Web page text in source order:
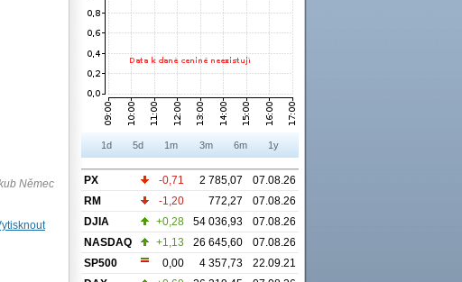
Němec
1d 5d 1m 3m 6m 1y
PX -0,71 2 785,07
07.08.26
RM
-1,20 772,27
07.08.26
DJIA
+0,28 54 036,93
07.08.26
NASDAQ
+1,13 26 645,60
07.08.26
SP500
0,00 4 357,73
22.09.21